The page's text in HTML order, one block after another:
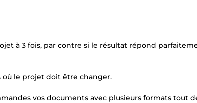
à 3 fois, par contre si le résultat répond
où le projet doit être changer.
vos documents avec plusieurs formats tout